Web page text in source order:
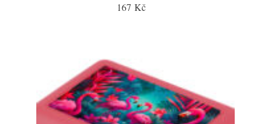
167 Kč